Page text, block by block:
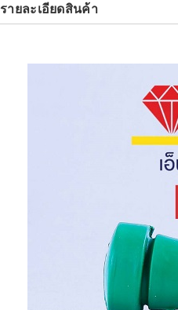
รายละเอียดสินค้า